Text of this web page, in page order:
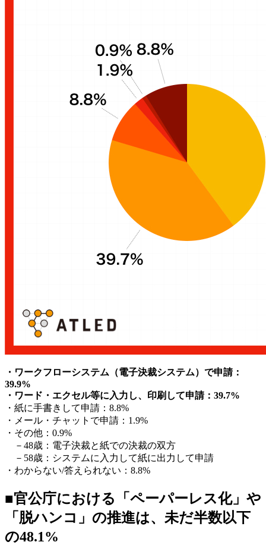
・ワークフローシステム（電子決裁システム）で申請：
39.9%
・ワード・エクセル等に入力し、印刷して申請：39.7%
・紙に手書きして申請：8.8%
・メール・チャットで申請：1.9%
・その他：0.9%
－48歳：電子決裁と紙での決裁の双方
－58歳：システムに入力して紙に出力して申請
・わからない/答えられない：8.8%
■官公庁における「ペーパーレス化」や
「脱ハンコ」の推進は、未だ半数以下
の48.1%